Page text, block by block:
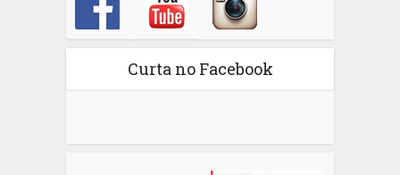
Curta no Facebook